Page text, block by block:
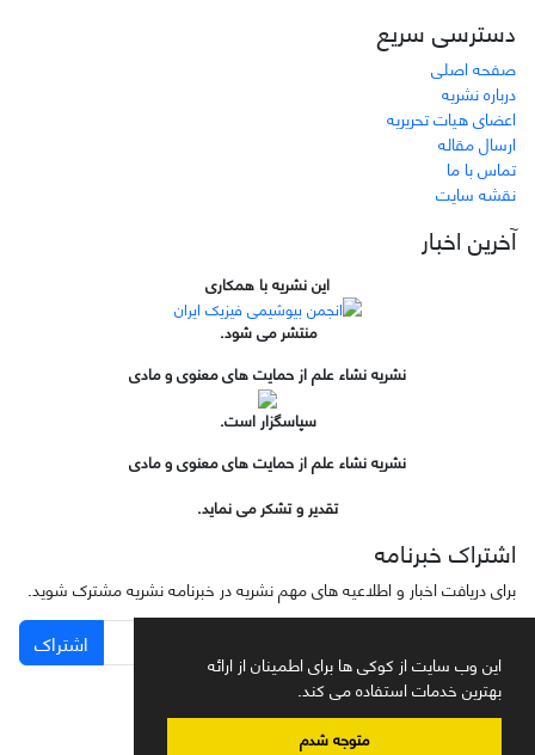
این وب سایت از کوکی ها برای اطمینان از ارائه
بهترین خدمات استفاده می کند.
متوجه شدم
دسترسی سریع
صفحه اصلی
درباره نشریه
اعضای هیات تحریریه
ارسال مقاله
تماس با ما
نقشه سایت
آخرین اخبار
این نشریه با همکاری
منتشر می شود.
نشریه نشاء علم از حمایت های معنوی و مادی
سپاسگزار است.
نشریه نشاء علم از حمایت های معنوی و مادی
تقدیر و تشکر می نماید.
اشتراک خبرنامه
برای دریافت اخبار و اطلاعیه های مهم نشریه در خبرنامه نشریه مشترک شوید.
اشتراک